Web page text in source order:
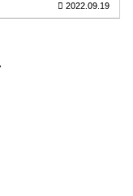
を目安にしたり使い
2022.09.19